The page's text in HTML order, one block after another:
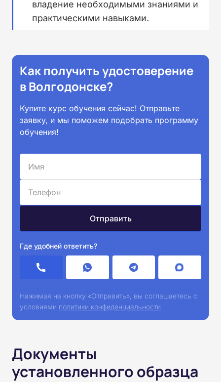
владение необходимыми знаниями и
практическими навыками.
Как получить удостоверение
в Волгодонске?
Купите курс обучения сейчас! Отправьте
заявку, и мы поможем подобрать программу
обучения!
Где удобней ответить?
Нажимая на кнопку «Отправить», вы соглашаетесь с
условиями политики конфиденциальности
Документы
установленного образца